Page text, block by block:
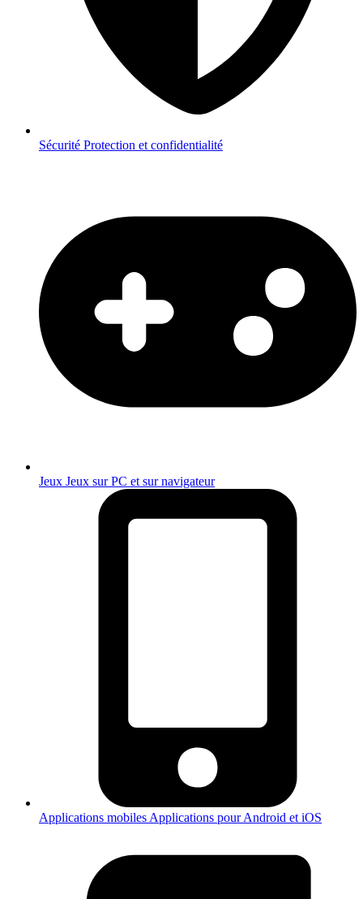
Sécurité Protection et confidentialité
Jeux Jeux sur PC et sur navigateur
Applications mobiles Applications pour Android et iOS